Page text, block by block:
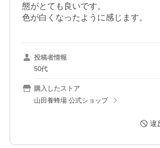
態がとても良いです。
色が白くなったように感じます。
投稿者情報
50代
購入したストア
山田養蜂場 公式ショップ
違